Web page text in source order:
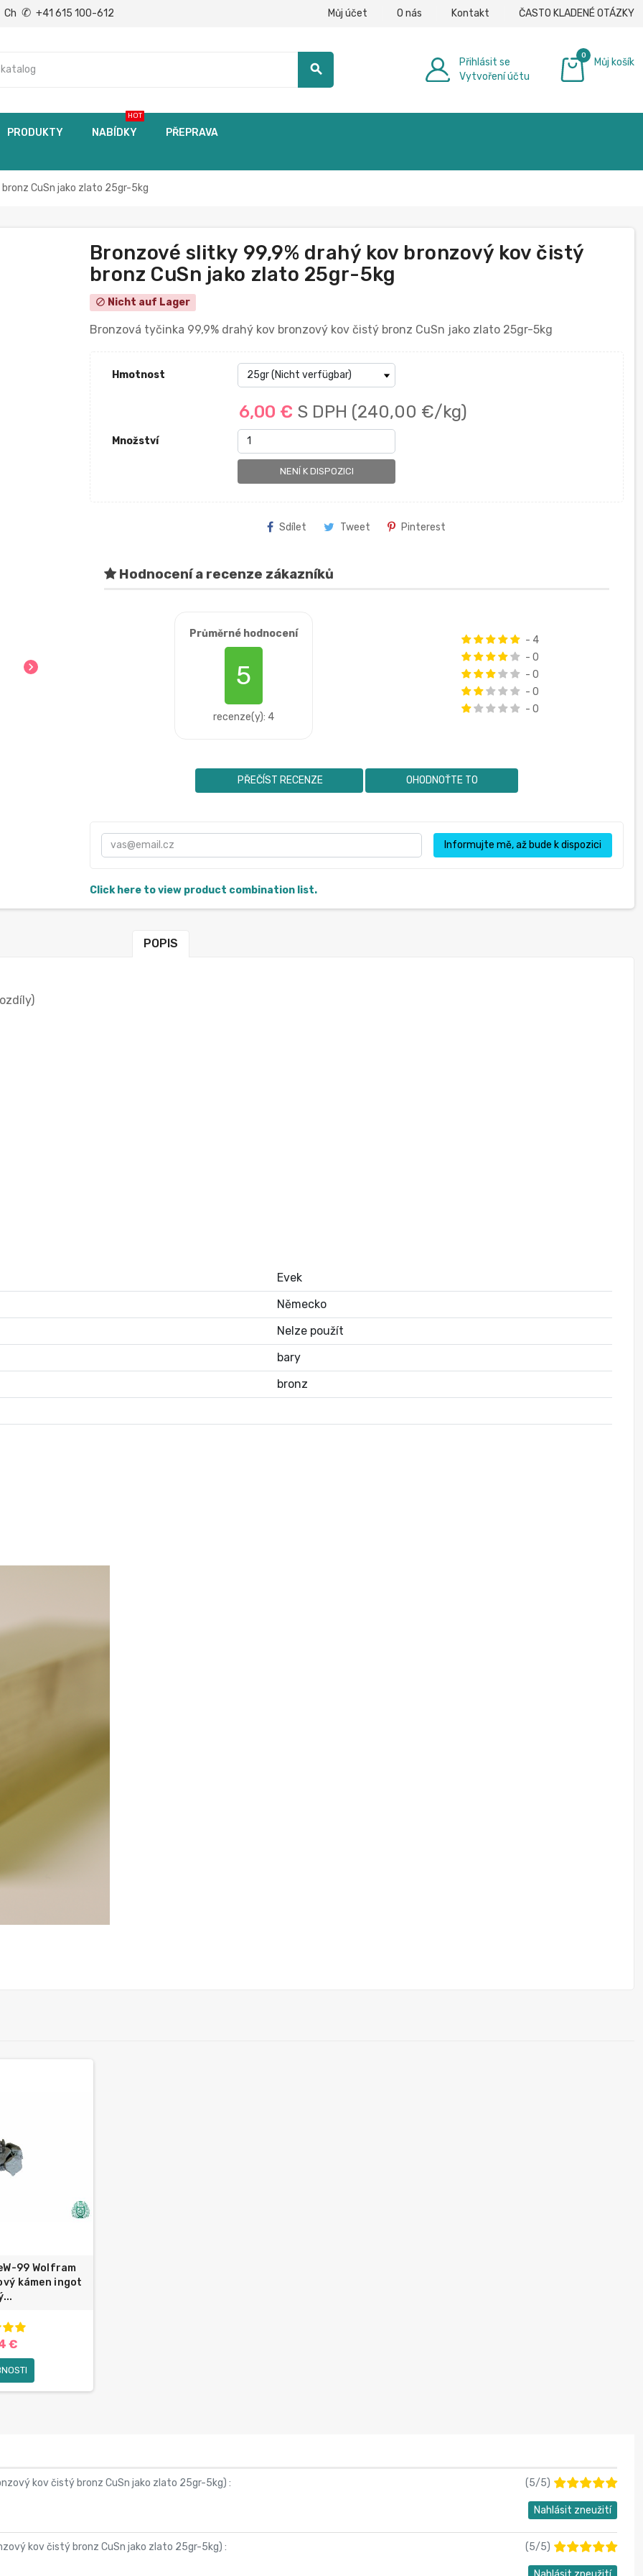
Ch ✆ +41 615 100-612 Můj účet O nás Kontakt ČASTO KLADENÉ OTÁZKY
search
Přihlásit se
Vytvoření účtu
0
Můj košík
PRODUKTY NABÍDKY
HOT
PŘEPRAVA
CuSn jako zlato 25gr-5kg
chevron_right
Bronzové slitky 99,9% drahý kov bronzový kov čistý
bronz CuSn jako zlato 25gr-5kg
block Nicht auf Lager
Bronzová tyčinka 99,9% drahý kov bronzový kov čistý bronz CuSn jako zlato 25gr-5kg
Hmotnost
6,00 € S DPH (240,00 €/kg)
Množství
NENÍ K DISPOZICI
Sdílet Tweet Pinterest
Hodnocení a recenze zákazníků
Průměrné hodnocení
5
recenze(y): 4
- 4
- 0
- 0
- 0
- 0
PŘEČÍST RECENZE OHODNOŤTE TO
Informujte mě, až bude k dispozici
Click here to view product combination list.
POPIS
Evek
Německo
Nelze použít
bary
bronz
99 Wolfram
kámen ingot
€
kov čistý bronz CuSn jako zlato 25gr-5kg) : (5/5)
Nahlásit zneužití
kov čistý bronz CuSn jako zlato 25gr-5kg) : (5/5)